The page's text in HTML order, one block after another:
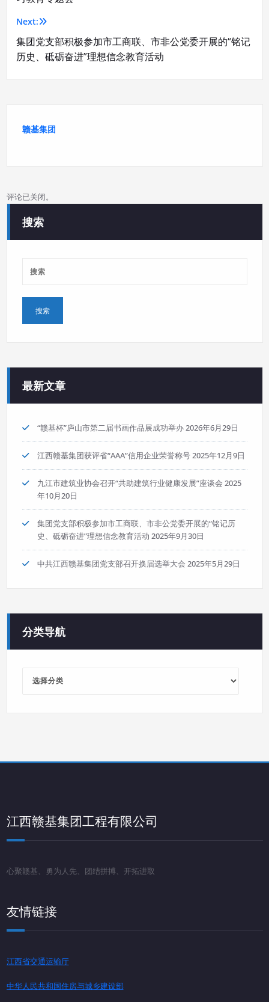
导
航
Next:
集团党支部积极参加市工商联、市非公党委开展的“铭记
历史、砥砺奋进”理想信念教育活动
赣基集团
评论已关闭。
搜索
最新文章
“赣基杯”庐山市第二届书画作品展成功举办2026年6月29日
江西赣基集团获评省“AAA”信用企业荣誉称号2025年12月9日
九江市建筑业协会召开“共助建筑行业健康发展”座谈会 2025
年10月20日
集团党支部积极参加市工商联、市非公党委开展的“铭记历
史、砥砺奋进”理想信念教育活动 2025年9月30日
中共江西赣基集团党支部召开换届选举大会 2025年5月29日
分类导航
江西赣基集团工程有限公司
心聚赣基、勇为人先、团结拼搏、开拓进取
友情链接
江西省交通运输厅
中华人民共和国住房与城乡建设部